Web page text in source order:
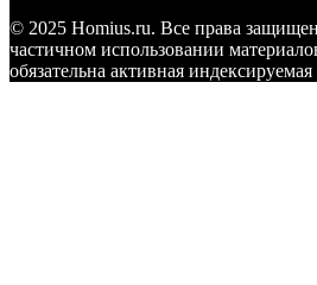
© 2025 Homius.ru. Все права
частичном использовании
обязательна активная